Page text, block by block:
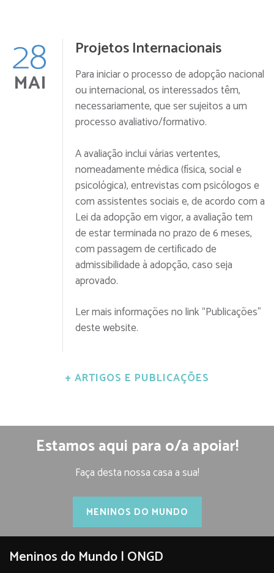
28
MAI
Projetos Internacionais
Para iniciar o processo de adopção nacional
ou internacional, os interessados têm,
necessariamente, que ser sujeitos a um
processo avaliativo/formativo.
A avaliação inclui várias vertentes,
nomeadamente médica (física, social e
psicológica), entrevistas com psicólogos e
com assistentes sociais e, de acordo com a
Lei da adopção em vigor, a avaliação tem
de estar terminada no prazo de 6 meses,
com passagem de certificado de
admissibilidade à adopção, caso seja
aprovado.
Ler mais informações no link “Publicações”
deste website.
+ ARTIGOS E PUBLICAÇÕES
Estamos aqui para o/a apoiar!
Faça desta nossa casa a sua!
MENINOS DO MUNDO
Meninos do Mundo | ONGD